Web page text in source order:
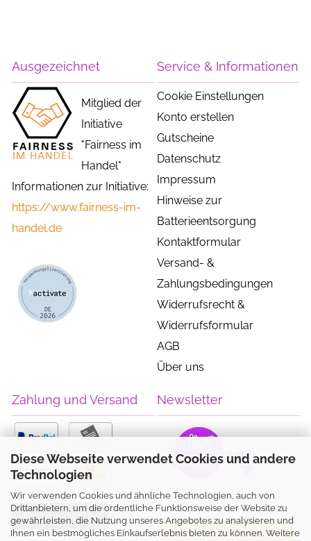
Diese Webseite verwendet Cookies und andere
Technologien
Wir verwenden Cookies und ähnliche Technologien, auch von
Drittanbietern, um die ordentliche Funktionsweise der Website zu
gewährleisten, die Nutzung unseres Angebotes zu analysieren und
Ihnen ein bestmögliches Einkaufserlebnis bieten zu können. Weitere
Ausgezeichnet
Mitglied der
Initiative
"Fairness im
Handel"
Informationen zur Initiative:
https://www.fairness-im-
handel.de
Service & Informationen
Cookie Einstellungen
Konto erstellen
Gutscheine
Datenschutz
Impressum
Hinweise zur
Batterieentsorgung
Kontaktformular
Versand- &
Zahlungsbedingungen
Widerrufsrecht &
Widerrufsformular
AGB
Über uns
Zahlung und Versand
Vertrag widerrufen
Newsletter